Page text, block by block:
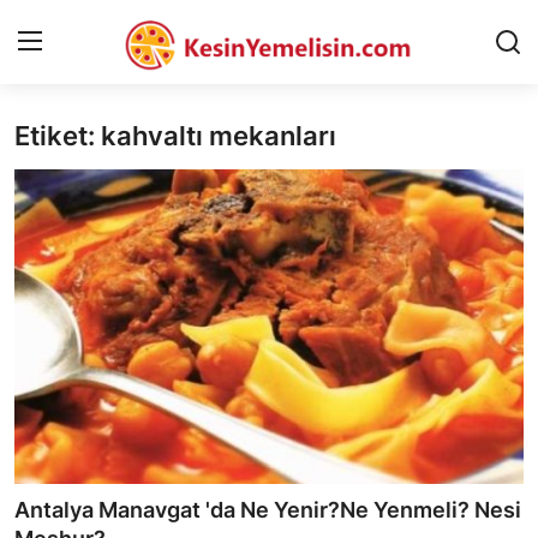
AnaSayfa
Gizlilik Sözleşmesi
Rüya Tabirleri
Diyet & Sağlıklı Beslenme
İletişim
Şehirler
Helal Gıda & Dini Hükümler
Gıda Güvenliği & Bilimi
Etiket: kahvaltı mekanları
Antalya Manavgat 'da Ne Yenir?Ne Yenmeli? Nesi